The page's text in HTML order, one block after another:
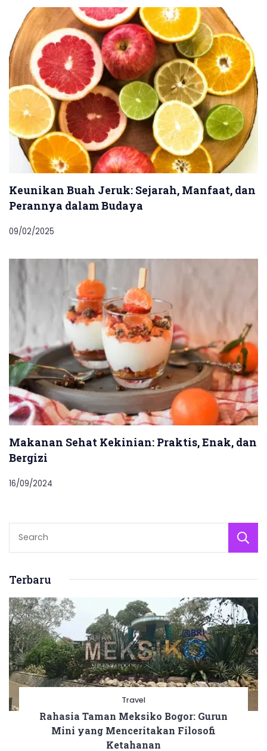
Keunikan Buah Jeruk: Sejarah, Manfaat, dan
Perannya dalam Budaya
09/02/2025
Makanan Sehat Kekinian: Praktis, Enak, dan
Bergizi
16/09/2024
Terbaru
Travel
Rahasia Taman Meksiko Bogor: Gurun
Mini yang Menceritakan Filosofi
Ketahanan